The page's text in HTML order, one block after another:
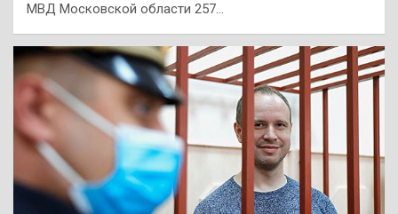
МВД Московской области 257…